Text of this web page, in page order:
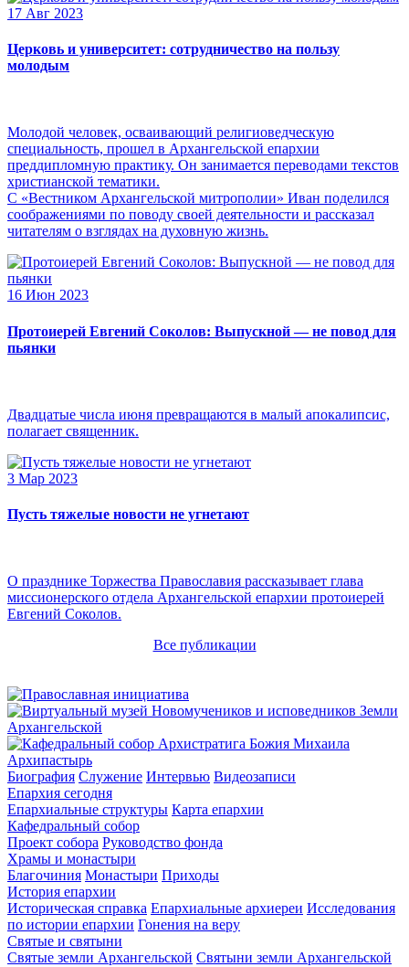
17 Авг 2023
Церковь и университет: сотрудничество на пользу
молодым
Молодой человек, осваивающий религиоведческую
специальность, прошел в Архангельской епархии
преддипломную практику. Он занимается переводами текстов
христианской тематики.
С «Вестником Архангельской митрополии» Иван поделился
соображениями по поводу своей деятельности и рассказал
читателям о взглядах на духовную жизнь.
16 Июн 2023
Протоиерей Евгений Соколов: Выпускной — не повод для
пьянки
Двадцатые числа июня превращаются в малый апокалипсис,
полагает священник.
3 Мар 2023
Пусть тяжелые новости не угнетают
О празднике Торжества Православия рассказывает глава
миссионерского отдела Архангельской епархии протоиерей
Евгений Соколов.
Все публикации
Архипастырь
Биография Служение Интервью Видеозаписи
Епархия сегодня
Епархиальные структуры Карта епархии
Кафедральный собор
Проект собора Руководство фонда
Храмы и монастыри
Благочиния Монастыри Приходы
История епархии
Историческая справка Епархиальные архиереи Исследования
по истории епархии Гонения на веру
Святые и святыни
Святые земли Архангельской Святыни земли Архангельской